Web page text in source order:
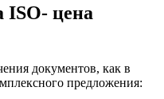
ISO- цена
документов, как в
предложения: